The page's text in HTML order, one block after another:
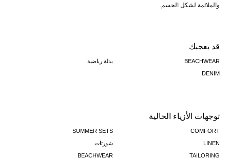
والملائمة لشكل الجسم.
قد يعجبك
BEACHWEAR
بدلة رياضية
DENIM
توجهات الأزياء الحالية
COMFORT
SUMMER SETS
LINEN
شورتات
TAILORING
BEACHWEAR